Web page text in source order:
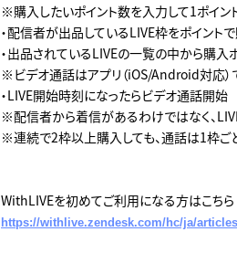
※購入したいポイント数を入力して1ポイン
・配信者が出品しているLIVE枠をポイント
・出品されているLIVEの一覧の中から購入
※ビデオ通話はアプリ（iOS/Android対応）
・LIVE開始時刻になったらビデオ通話開始
※配信者から着信があるわけではなく、
※連続で2枠以上購入しても、通話は1枠ご
WithLIVEを初めてご利用になる方はこちら
https://withlive.zendesk.com/hc/ja/